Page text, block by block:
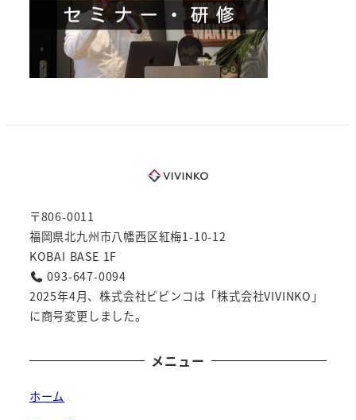
〒806-0011
福岡県北九州市八幡西区紅梅1-10-12
KOBAI BASE 1F
093-647-0094
2025年4月、株式会社ビビンコは「株式会社VIVINKO」
に商号変更しました。
メニュー
ホーム